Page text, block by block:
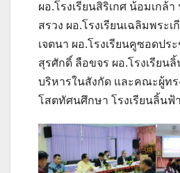
ผอ.โรงเรียนสิริเกศ น้อมเกล้
สรวง ผอ.โรงเรียนเฉลิมพระ
เจตนา ผอ.โรงเรียนคูซอดปร
สุรศักดิ์ ลือขจร ผอ.โรงเรียน
บริหารในสังกัด และคณะผู้ท
โสตทัศนศึกษา โรงเรียนลิ้นฟ้